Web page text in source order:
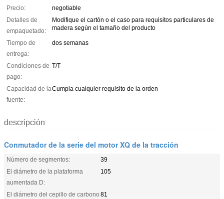
Precio:
negotiable
Detalles de
empaquetado:
Modifique el cartón o el caso para requisitos particulares de
madera según el tamaño del producto
Tiempo de
entrega:
dos semanas
Condiciones de
pago:
T/T
Capacidad de la
fuente:
Cumpla cualquier requisito de la orden
descripción
Conmutador de la serie del motor XQ de la tracción
Número de segmentos:
39
El diámetro de la plataforma
aumentada D:
105
El diámetro del cepillo de carbono 81